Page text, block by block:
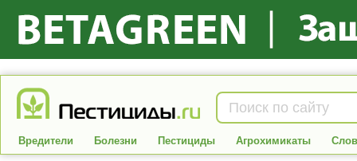
Вредители Болезни Пестициды Агрохимикаты